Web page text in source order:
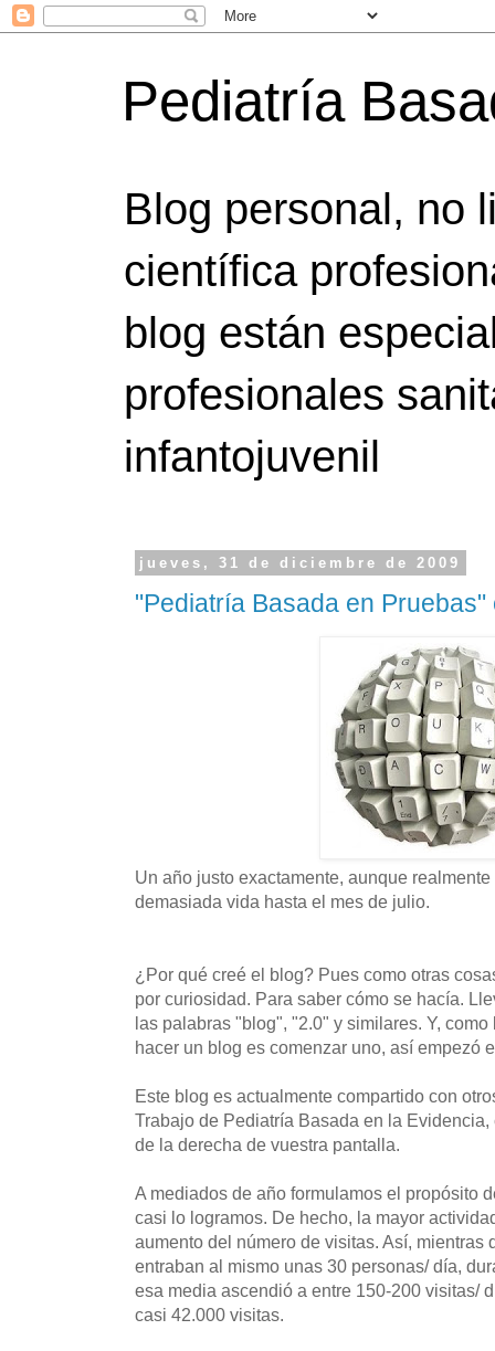
Pediatría
Blog personal, no
científica
blog están
profesionales
infantojuvenil
jueves, 31 de diciembre de 2009
"Pediatría Basada en Pruebas"
Un año justo exactamente, aunque
demasiada vida hasta el mes de julio.
¿Por qué creé el blog? Pues como otras
por curiosidad. Para saber cómo se hacía.
las palabras "blog", "2.0" y similares. Y,
hacer un blog es comenzar uno, así empezó
Este blog es actualmente compartido con
Trabajo de Pediatría Basada en la
de la derecha de vuestra pantalla.
A mediados de año formulamos el propósito
casi lo logramos. De hecho, la mayor
aumento del número de visitas. Así, mientras
entraban al mismo unas 30 personas/ día,
esa media ascendió a entre 150-200 visitas/
casi 42.000 visitas.